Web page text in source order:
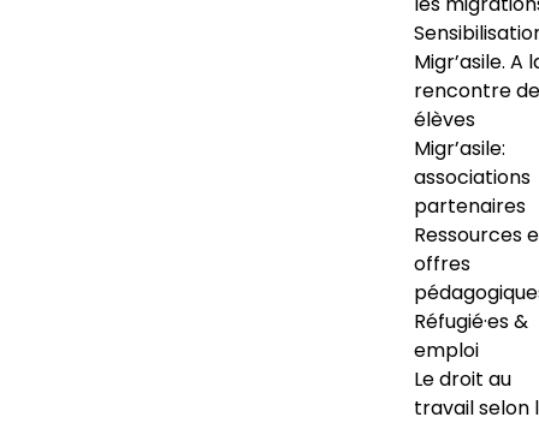
Migr’asile. A
rencontre
élèves
Migr’asile:
associations
partenaires
Ressources
offres
Réfugié·es &
emploi
Le droit au
travail selon